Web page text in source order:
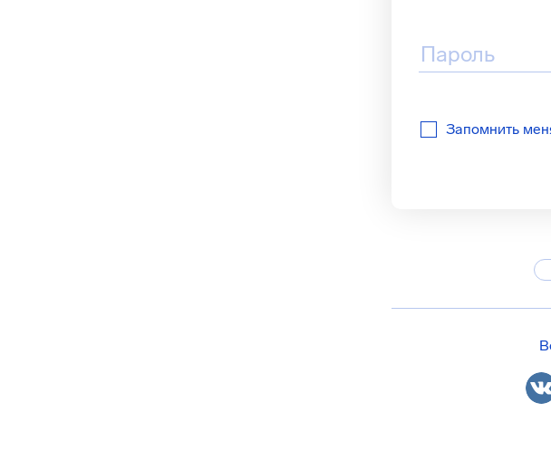
Запомнить